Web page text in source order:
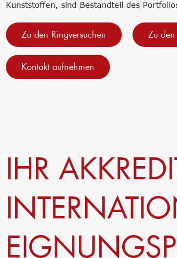
Kunststoffen, sind Bestandteil des
Zu den Ringversuchen Zu den
Kontakt aufnehmen
IHR